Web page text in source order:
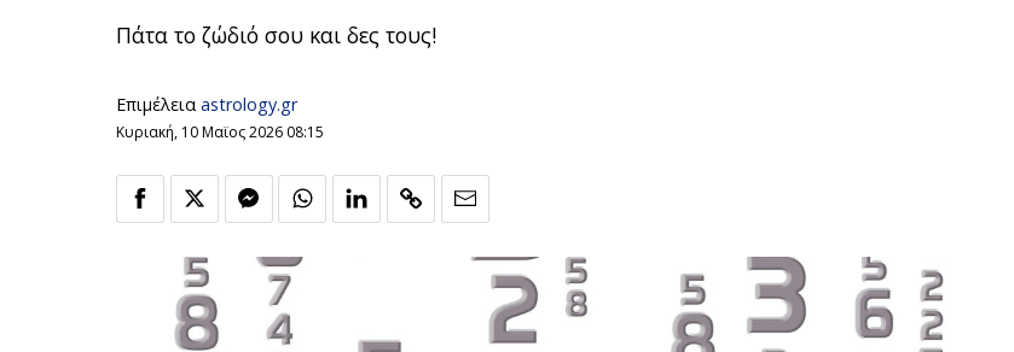
Πάτα το ζώδιό σου και δες τους!
Επιμέλεια astrology.gr
Κυριακή, 10 Μαϊος 2026 08:15